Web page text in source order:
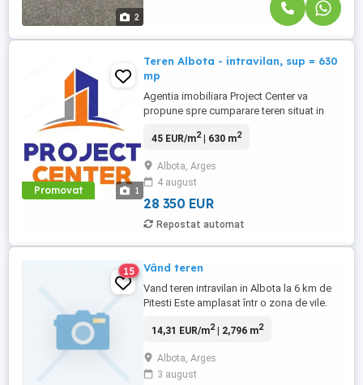
2
Promovat 1
Teren Albota - intravilan, sup = 630
mp
Agentia imobiliara Project Center va
propune spre cumparare teren situat in
avand deschidere de 40 m. Terenul este la
continua dezvoltare. Apa si curentul sunt
la limita proprietatii. Pret vanzare - 45
euro/mp! Vizionarile ...
45 EUR/m2| 630 m2
Albota, Arges
4 august
28 350 EUR
Repostat automat
15 Vând teren
Vand teren intravilan in Albota la 6 km de
Pitesti Este amplasat într o zona de vile.
limita parcelei. Doua drumuri de acces
14,31 EUR/m2| 2,796 m2
Albota, Arges
3 august